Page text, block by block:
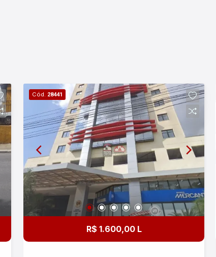
Cód. 28441
R$ 1.600,00 L